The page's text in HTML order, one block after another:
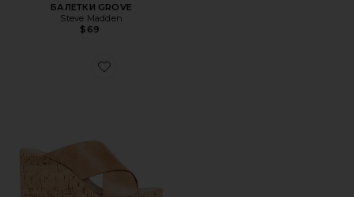
БАЛЕТКИ GROVE
Steve Madden
$69
Favorite САНДАЛИИ VAMORE